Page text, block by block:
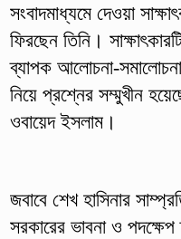
সংবাদমাধ্যমে দেওয়া
ফিরছেন তিনি।
ব্যাপক আলোচনা-
নিয়ে প্রশ্নের সম্মুখীন
ওবায়েদ ইসলাম।
জবাবে শেখ হাসিনার
সরকারের ভাবনা ও